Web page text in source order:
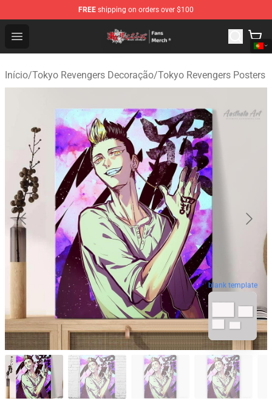
FREE shipping on orders over $100
Open menu
Tokyo Revengers Store - Official Tokyo Revengers
Início/Tokyo Revengers Decoração/Tokyo Revengers Posters
blank template